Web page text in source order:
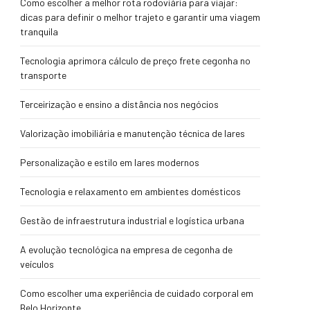
Como escolher a melhor rota rodoviária para viajar:
dicas para definir o melhor trajeto e garantir uma viagem
tranquila
Tecnologia aprimora cálculo de preço frete cegonha no
transporte
Terceirização e ensino a distância nos negócios
Valorização imobiliária e manutenção técnica de lares
Personalização e estilo em lares modernos
Tecnologia e relaxamento em ambientes domésticos
Gestão de infraestrutura industrial e logística urbana
A evolução tecnológica na empresa de cegonha de
veículos
Como escolher uma experiência de cuidado corporal em
Belo Horizonte